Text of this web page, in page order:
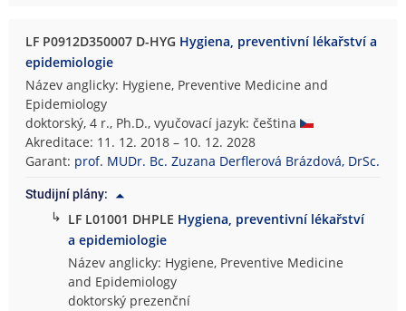
LF P0912D350007 D-HYG Hygiena, preventivní lékařství a
epidemiologie
Název anglicky: Hygiene, Preventive Medicine and
Epidemiology
doktorský, 4 r., Ph.D., vyučovací jazyk: čeština
Akreditace: 11. 12. 2018 – 10. 12. 2028
Garant: prof. MUDr. Bc. Zuzana Derflerová Brázdová, DrSc.
Studijní plány:
↳ LF L01001 DHPLE Hygiena, preventivní lékařství
a epidemiologie
Název anglicky: Hygiene, Preventive Medicine
and Epidemiology
doktorský prezenční